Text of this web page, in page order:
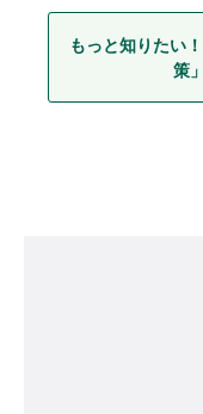
もっと知りたい
策